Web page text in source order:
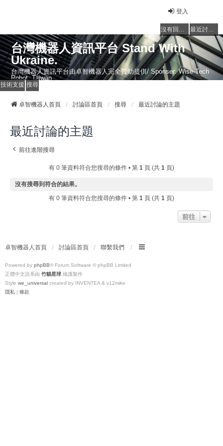
登入
沒有回覆的主題 最近討論的主題
台灣機器人資訊平台 Stand With
Ukraine.
台灣機器人資訊平台由卓智機器人完全贊助提供/ Sponser: Wise-Tech
Robot, Taiwan
技術支援 搜尋
卓智機器人首頁 討論區首頁 搜尋 最近討論的主題
最近討論的主題
前往進階搜尋
有 0 筆資料符合您搜尋的條件 • 第 1 頁 (共 1 頁)
沒有搜尋到符合的結果。
有 0 筆資料符合您搜尋的條件 • 第 1 頁 (共 1 頁)
前往
卓智機器人首頁 討論區首頁 聯繫我們
Powered by phpBB® Forum Software © phpBB Limited
正體中文語系由 竹貓星球 維護製作
Style we_universal created by INVENTEA & v12mike
隱私 | 條款